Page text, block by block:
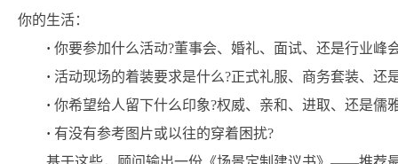
你的生活：
· 你要参加什么活动?董事会、婚礼、面试、还是行业峰
· 活动现场的着装要求是什么?正式礼服、商务套装、还是
· 你希望给人留下什么印象?权威、亲和、进取、还是儒
· 有没有参考图片或以往的穿着困扰?